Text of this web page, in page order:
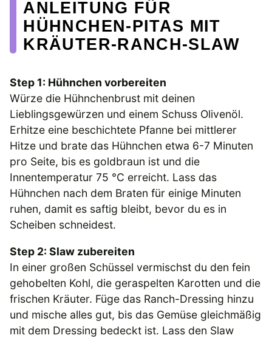
ANLEITUNG FÜR
HÜHNCHEN-PITAS MIT
KRÄUTER-RANCH-SLAW
Step 1: Hühnchen vorbereiten
Würze die Hühnchenbrust mit deinen
Lieblingsgewürzen und einem Schuss Olivenöl.
Erhitze eine beschichtete Pfanne bei mittlerer
Hitze und brate das Hühnchen etwa 6-7 Minuten
pro Seite, bis es goldbraun ist und die
Innentemperatur 75 °C erreicht. Lass das
Hühnchen nach dem Braten für einige Minuten
ruhen, damit es saftig bleibt, bevor du es in
Scheiben schneidest.
Step 2: Slaw zubereiten
In einer großen Schüssel vermischst du den fein
gehobelten Kohl, die geraspelten Karotten und die
frischen Kräuter. Füge das Ranch-Dressing hinzu
und mische alles gut, bis das Gemüse gleichmäßig
mit dem Dressing bedeckt ist. Lass den Slaw